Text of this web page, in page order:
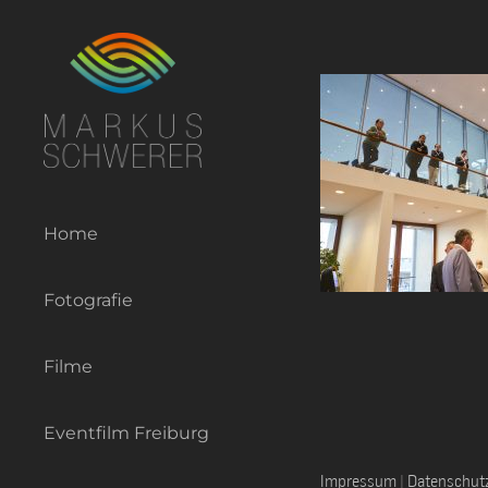
Home
Fotografie
Filme
Eventfilm Freiburg
Impressum |